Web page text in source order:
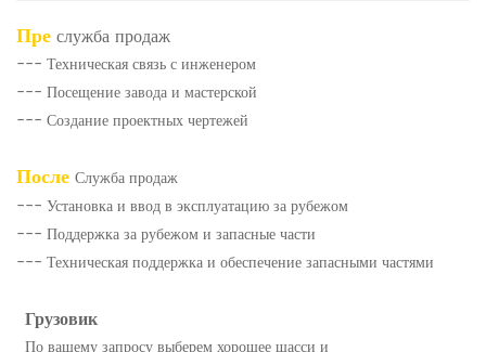
Преслужба продаж
--- Техническая связь с инженером
--- Посещение завода и мастерской
--- Создание проектных чертежей
После Служба продаж
--- Установка и ввод в эксплуатацию за рубежом
--- Поддержка за рубежом и запасные части
--- Техническая поддержка и обеспечение запасными частями
Грузовик